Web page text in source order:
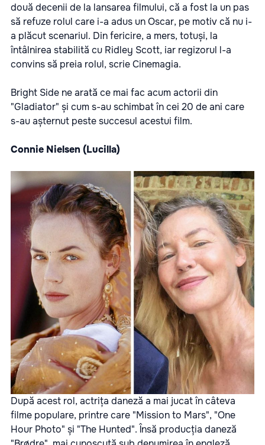
două decenii de la lansarea filmului, că a fost la un pas
să refuze rolul care i-a adus un Oscar, pe motiv că nu i-
a plăcut scenariul. Din fericire, a mers, totuși, la
întâlnirea stabilită cu Ridley Scott, iar regizorul l-a
convins să preia rolul, scrie Cinemagia.
Bright Side ne arată ce mai fac acum actorii din
"Gladiator" și cum s-au schimbat în cei 20 de ani care
s-au așternut peste succesul acestui film.
Connie Nielsen (Lucilla)
După acest rol, actrița daneză a mai jucat în câteva
filme populare, printre care "Mission to Mars", "One
Hour Photo" și "The Hunted". Însă producția daneză